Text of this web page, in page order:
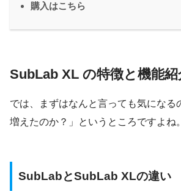
購入はこちら
SubLab XL の特徴と機能紹
では、まずはなんと言っても気になる
増えたのか？」というところですよね。
SubLabとSubLab XLの違い